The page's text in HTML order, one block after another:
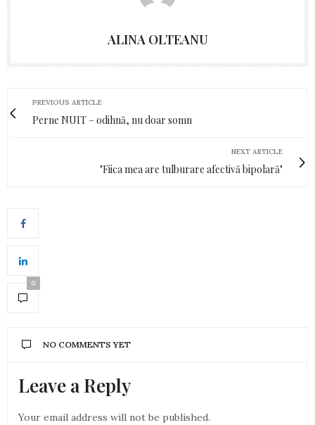
ALINA OLTEANU
PREVIOUS ARTICLE
Perne NUIT – odihnă, nu doar somn
NEXT ARTICLE
"Fiica mea are tulburare afectivă bipolară"
0
NO COMMENTS YET
Leave a Reply
Your email address will not be published.